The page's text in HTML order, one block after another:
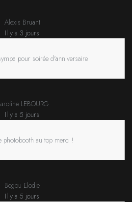
Alexis Bruant
Il y a 3 jours
pour soirée d'anniversaire
LEBOURG
Il y a 5 jours
photobooth au top merci !
Begou Elodie
Il y a 5 jours